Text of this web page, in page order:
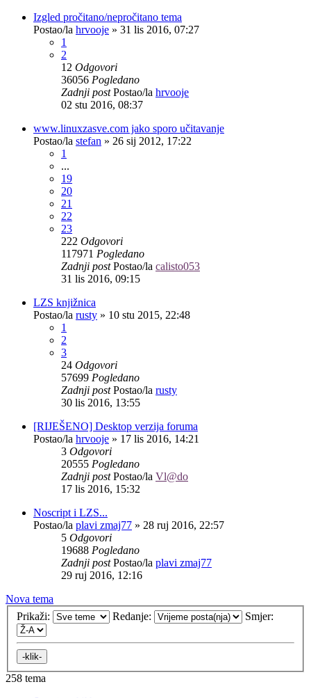
Izgled pročitano/nepročitano tema
Postao/la hrvooje » 31 lis 2016, 07:27
1
2
12 Odgovori
36056 Pogledano
Zadnji postPostao/la hrvooje
02 stu 2016, 08:37
www.linuxzasve.com jako sporo učitavanje
Postao/la stefan » 26 sij 2012, 17:22
1
...
19
20
21
22
23
222 Odgovori
117971 Pogledano
Zadnji postPostao/la calisto053
31 lis 2016, 09:15
LZS knjižnica
Postao/la rusty » 10 stu 2015, 22:48
1
2
3
24 Odgovori
57699 Pogledano
Zadnji postPostao/la rusty
30 lis 2016, 13:55
[RIJEŠENO] Desktop verzija foruma
Postao/la hrvooje » 17 lis 2016, 14:21
3 Odgovori
20555 Pogledano
Zadnji postPostao/la Vl@do
17 lis 2016, 15:32
Noscript i LZS...
Postao/la plavi zmaj77 » 28 ruj 2016, 22:57
5 Odgovori
19688 Pogledano
Zadnji postPostao/la plavi zmaj77
29 ruj 2016, 12:16
Nova tema
Prikaži:
Redanje: Smjer:
258 tema